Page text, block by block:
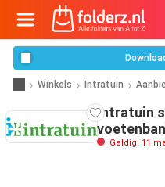
Winkels Intratuin
Intratuin
Geldig: 11